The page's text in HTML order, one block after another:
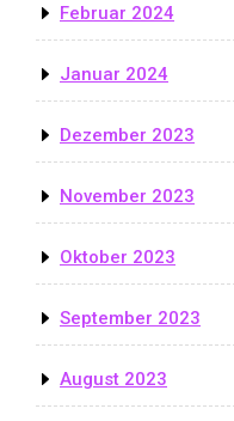
Februar 2024
Januar 2024
Dezember 2023
November 2023
Oktober 2023
September 2023
August 2023